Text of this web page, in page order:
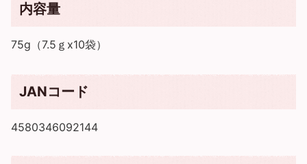
内容量
75g（7.5ｇx10袋）
JANコード
4580346092144